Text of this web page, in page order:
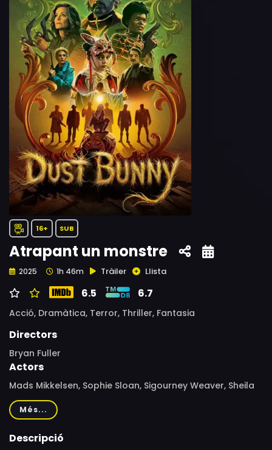
16+ SUB
Atrapant un monstre
2025 1h 46m Tràiler Llista
6.5 6.7
Acció, Dramàtica, Terror, Thriller, Fantasia
Directors
Bryan Fuller
Actors
Mads Mikkelsen, Sophie Sloan, Sigourney Weaver, Sheila
Atim, David Dastmalchian, Rebecca Henderson, Line
Kruse, Caspar Phillipson, Armond Willis, Rea Milla, Tibor
Szauerwein, Sute Zhao, Tao Jia, Hisham Omer, Inotay
Més...
Descripció